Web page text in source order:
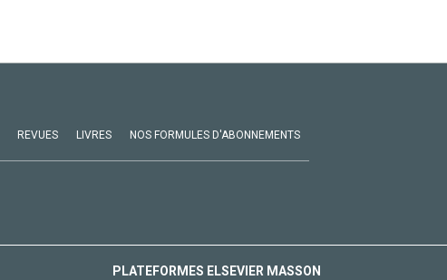
REVUES LIVRES NOS FORMULES D'ABONNEMENTS
PLATEFORMES ELSEVIER MASSON